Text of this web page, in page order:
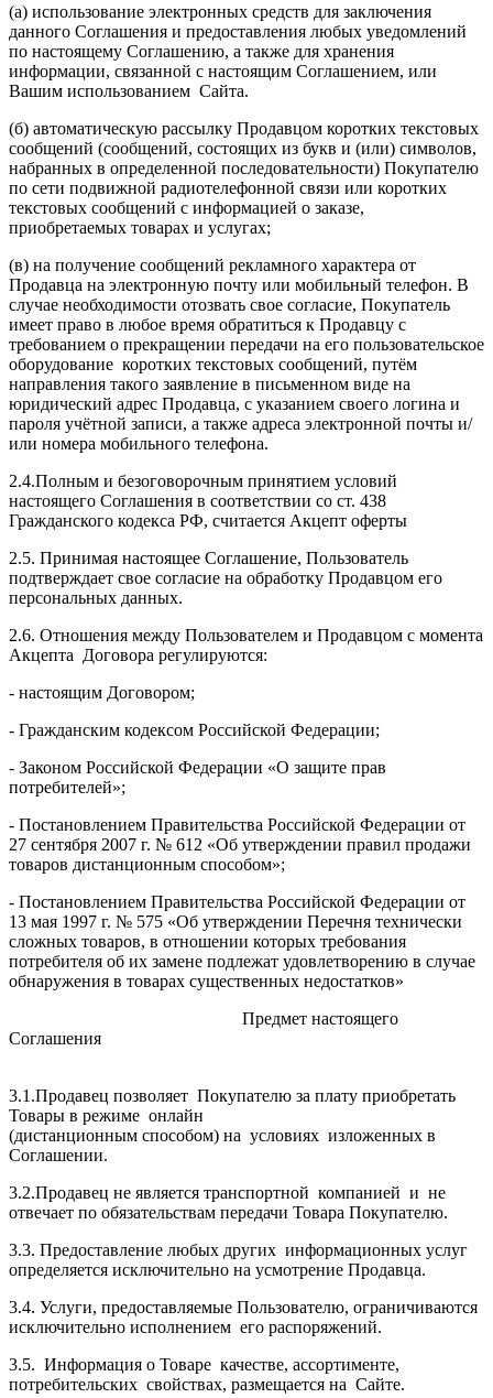
(а) использование электронных средств для заключения
данного Соглашения и предоставления любых уведомлений
по настоящему Соглашению, а также для хранения
информации, связанной с настоящим Соглашением, или
Вашим использованием Сайта.
(б) автоматическую рассылку Продавцом коротких текстовых
сообщений (сообщений, состоящих из букв и (или) символов,
набранных в определенной последовательности) Покупателю
по сети подвижной радиотелефонной связи или коротких
текстовых сообщений с информацией о заказе,
приобретаемых товарах и услугах;
(в) на получение сообщений рекламного характера от
Продавца на электронную почту или мобильный телефон. В
случае необходимости отозвать свое согласие, Покупатель
имеет право в любое время обратиться к Продавцу с
требованием о прекращении передачи на его пользовательское
оборудование коротких текстовых сообщений, путём
направления такого заявление в письменном виде на
юридический адрес Продавца, с указанием своего логина и
пароля учётной записи, а также адреса электронной почты и/
или номера мобильного телефона.
2.4.Полным и безоговорочным принятием условий
настоящего Соглашения в соответствии со ст. 438
Гражданского кодекса РФ, считается Акцепт оферты
2.5. Принимая настоящее Соглашение, Пользователь
подтверждает свое согласие на обработку Продавцом его
персональных данных.
2.6. Отношения между Пользователем и Продавцом с момента
Акцепта Договора регулируются:
- настоящим Договором;
- Гражданским кодексом Российской Федерации;
- Законом Российской Федерации «О защите прав
потребителей»;
- Постановлением Правительства Российской Федерации от
27 сентября 2007 г. № 612 «Об утверждении правил продажи
товаров дистанционным способом»;
- Постановлением Правительства Российской Федерации от
13 мая 1997 г. № 575 «Об утверждении Перечня технически
сложных товаров, в отношении которых требования
потребителя об их замене подлежат удовлетворению в случае
обнаружения в товарах существенных недостатков»
Предмет настоящего
Соглашения
3.1.Продавец позволяет Покупателю за плату приобретать
Товары в режиме онлайн
(дистанционным способом) на условиях изложенных в
Cоглашении.
3.2.Продавец не является транспортной компанией и не
отвечает по обязательствам передачи Товара Покупателю.
3.3. Предоставление любых других информационных услуг
определяется исключительно на усмотрение Продавца.
3.4. Услуги, предоставляемые Пользователю, ограничиваются
исключительно исполнением его распоряжений.
3.5. Информация о Товаре качестве, ассортименте,
потребительских свойствах, размещается на Сайте.